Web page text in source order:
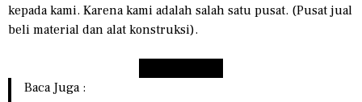
kepada kami. Karena kami adalah salah satu pusat. (Pusat jual
beli material dan alat konstruksi).
Baca Juga :